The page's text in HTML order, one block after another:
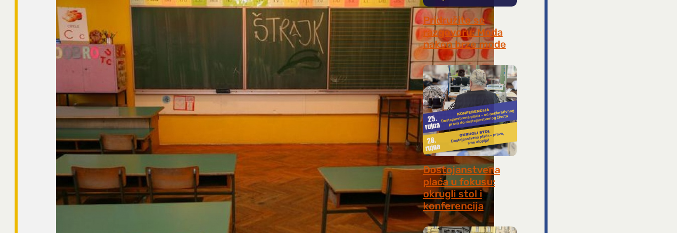
Pridružite se
razgovoru: Moda
nakon brze mode
July 31, 2026
Dostojanstvena
plaća u fokusu:
okrugli stol i
konferencija
July 28, 2026